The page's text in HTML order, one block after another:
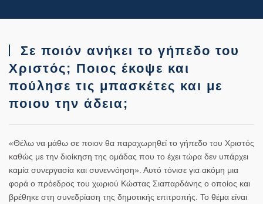
Σε ποιόν ανήκει το γήπεδο του
Χριστός; Ποιος έκοψε και
πούλησε τις μπασκέτες και με
ποιου την άδεια;
«Θέλω να μάθω σε ποιον θα παραχωρηθεί το γήπεδο του Χριστός
καθώς με την διοίκηση της ομάδας που το έχει τώρα δεν υπάρχει
καμία συνεργασία και συνεννόηση». Αυτό τόνισε για ακόμη μια
φορά ο πρόεδρος του χωριού Κώστας Σιαπαρδάνης ο οποίος και
βρέθηκε στη συνεδρίαση της δημοτικής επιτροπής. Το θέμα είναι